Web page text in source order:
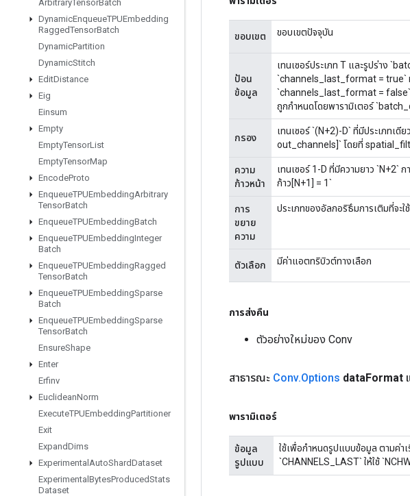
ArbitraryTensorBatch
DynamicEnqueueTPUEmbedding
RaggedTensorBatch
DynamicPartition
DynamicStitch
EditDistance
Eig
Einsum
Empty
EmptyTensorList
EmptyTensorMap
EncodeProto
EnqueueTPUEmbeddingArbitrary
TensorBatch
EnqueueTPUEmbeddingBatch
EnqueueTPUEmbeddingInteger
Batch
EnqueueTPUEmbeddingRagged
TensorBatch
EnqueueTPUEmbeddingSparse
Batch
EnqueueTPUEmbeddingSparse
TensorBatch
EnsureShape
Enter
Erfinv
EuclideanNorm
ExecuteTPUEmbeddingPartitioner
Exit
ExpandDims
Experimental AutoShardDataset
Experimental BytesProducedStats
Dataset
ขอบเขต ขอบเขตปัจจุบัน
ป้อน
ข้อมูล
เทนเซอร์ประเภท T และรูปร่าง
`channels_last_format = true`
`channels_last_format = false`
ถูกกำหนดโดยพารามิเตอร์
กรอง
เทนเซอร์ `(N+2)-D` ที่มีประเภทเ
out_channels]` โดยที่
ความ
ก้าวหน้า
เทนเซอร์ 1-D ที่มีความยาว `N+2`
ก้าว[N+1] = 1`
การ
ขยาย
ความ
ประเภทของอัลกอริธึมการเติมที่จะใช้
ตัวเลือก มีค่าแอตทริบิวต์ทางเลือก
การส่งคืน
ตัวอย่างใหม่ของ Conv
สาธารณะ Conv.Options dataFormat
พารามิเตอร์
ข้อมูล
รูปแบบ
ใช้เพื่อกำหนดรูปแบบข้อมูล ตามค่าเ
`CHANNELS_LAST` ให้ใช้